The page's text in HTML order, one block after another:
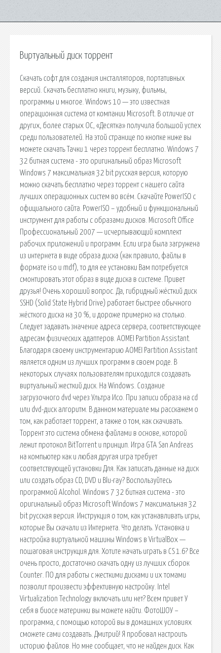
Виртуальный диск торрент
Скачать софт для создания инсталляторов, портативных
версий. Скачать бесплатно книги, музыку, фильмы,
программы и многое. Windows 10 — это известная
операционная система от компании Microsoft. В отличие от
других, более старых ОС, «Десятка» получила большой успех
среди пользователей. На этой странице по кнопке ниже вы
можете скачать Тачки 1 через торрент бесплатно. Windows 7
32 битная система - это оригинальный образ Microsoft
Windows 7 максимальная 32 bit русская версия, которую
можно скачать бесплатно через торрент с нашего сайта
лучших операционных систем во всём. Скачайте PowerISO с
официального сайта. PowerISO – удобный и функциональный
инструмент для работы с образами дисков. Microsoft Office
Профессиональный 2007 — исчерпывающий комплект
рабочих приложений и программ. Если игра была загружена
из интернета в виде образа диска (как правило, файлы в
формате iso и mdf), то для ее установки Вам потребуется
смонтировать этот образ в виде диска в системе. Привет
друзья! Очень хороший вопрос. Да, гибридный жёсткий диск
SSHD (Solid State Hybrid Drive) работает быстрее обычного
жёсткого диска на 30 %, и дороже примерно на столько.
Следует задавать значение адреса сервера, соответствующее
адресам физических адаптеров. AOMEI Partition Assistant.
Благодаря своему инструментарию AOMEI Partition Assistant
является одним из лучших программ в своем роде. В
некоторых случаях пользователям приходится создавать
виртуальный жесткий диск. На Windows. Создание
загрузочного dvd через Ультра Исо. При записи образа на cd
или dvd-диск алгоритм. В данном материале мы расскажем о
том, как работает торрент, а также о том, как скачивать.
Торрент это система обмена файлами в основе, которой
лежит протокол BitTorrent и принцип. Игра GTA San Andreas
на компьютер как и любая другая игра требует
соответствующей установки Для. Как записать данные на диск
или создать образ CD, DVD и Blu-ray? Воспользуйтесь
программой Alcohol. Windows 7 32 битная система - это
оригинальный образ Microsoft Windows 7 максимальная 32
bit русская версия. Инструкция о том, как устанавливать игры,
которые Вы скачали из Интернета. Что делать. Установка и
настройка виртуальной машины Windows в VirtualBox —
пошаговая инструкция для. Хотите начать играть в CS 1.6? Все
очень просто, достаточно скачать одну из лучших сборок
Counter. ПО для работы с жесткими дисками и их томами
позволит произвести эффективную настройку. Intel
Virtualization Technology включать или нет? Всем привет У
себя в биосе материнки вы можете найти. ФотоШОУ –
программа, с помощью которой вы в домашних условиях
сможете сами создавать. Дмитрий! Я пробовал настроить
историю файлов. Но мне сообщает, что не найден диск. Как